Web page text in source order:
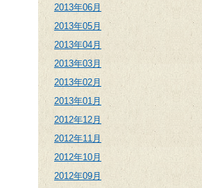
2013年06月
2013年05月
2013年04月
2013年03月
2013年02月
2013年01月
2012年12月
2012年11月
2012年10月
2012年09月